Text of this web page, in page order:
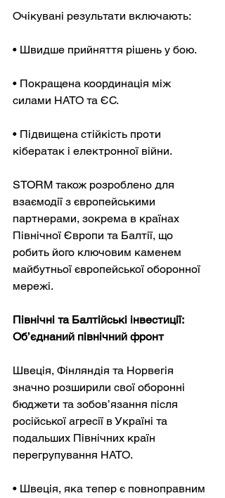
Очікувані результати включають:
• Швидше прийняття рішень у бою.
• Покращена координація між
силами НАТО та ЄС.
• Підвищена стійкість проти
кібератак і електронної війни.
STORM також розроблено для
взаємодії з європейськими
партнерами, зокрема в країнах
Північної Європи та Балтії, що
робить його ключовим каменем
майбутньої європейської оборонної
мережі.
Північні та Балтійські інвестиції:
Об’єднаний північний фронт
Швеція, Фінляндія та Норвегія
значно розширили свої оборонні
бюджети та зобов’язання після
російської агресії в Україні та
подальших Північних країн
перегрупування НАТО.
• Швеція, яка тепер є повноправним